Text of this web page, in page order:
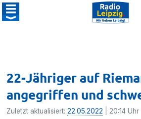
22-Jähriger auf
angegriffen und
Zuletzt aktualisiert:22.05.2022 | 20:14 Uhr